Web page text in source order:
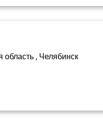
область , Челябинск